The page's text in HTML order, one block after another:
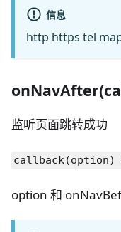
信息
http https tel
监听页面跳转成功
callback(option)
option 和